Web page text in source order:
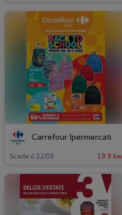
Carrefour Ipermercati
Scade il 22/09 19.9 km